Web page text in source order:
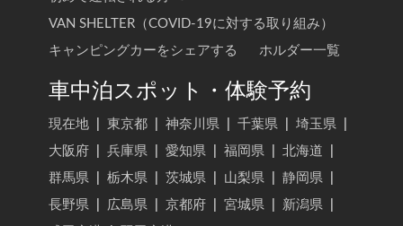
VAN SHELTER（COVID-19に対する取り組み）
キャンピングカーをシェアする
ホルダー一覧
車中泊スポット・体験予約
現在地 東京都 神奈川県 千葉県 埼玉県
大阪府
兵庫県 愛知県 福岡県 北海道
群馬県
栃木県 茨城県 山梨県 静岡県
長野県
広島県 京都府 宮城県 新潟県